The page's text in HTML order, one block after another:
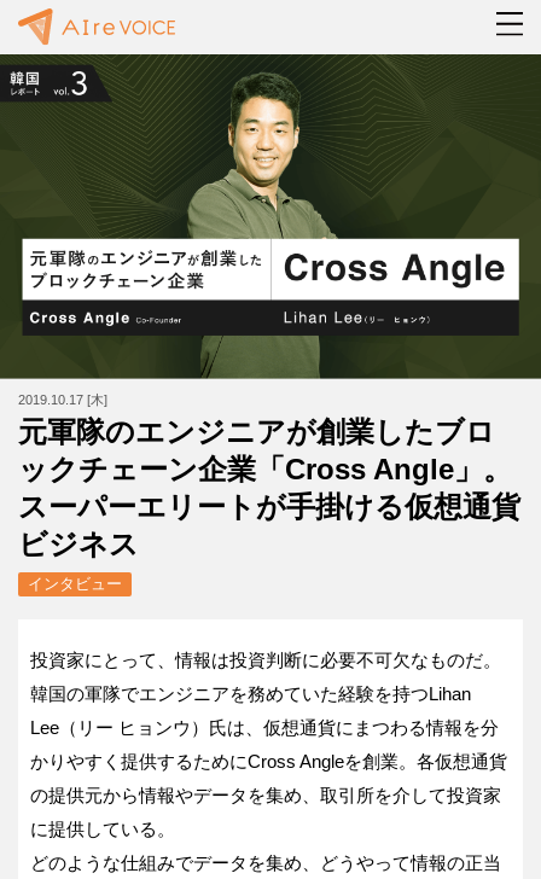
2019.10.17 [木]
元軍隊のエンジニアが創業したブロ
ックチェーン企業「Cross Angle」。
スーパーエリートが手掛ける仮想通貨
ビジネス
インタビュー
投資家にとって、情報は投資判断に必要不可欠なものだ。
韓国の軍隊でエンジニアを務めていた経験を持つLihan
Lee（リー ヒョンウ）氏は、仮想通貨にまつわる情報を分
かりやすく提供するためにCross Angleを創業。各仮想通貨
の提供元から情報やデータを集め、取引所を介して投資家
に提供している。
どのような仕組みでデータを集め、どうやって情報の正当